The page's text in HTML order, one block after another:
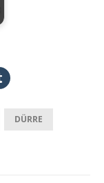
DÜRRE